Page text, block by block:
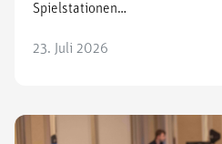
Spielstationen…
23. Juli 2026